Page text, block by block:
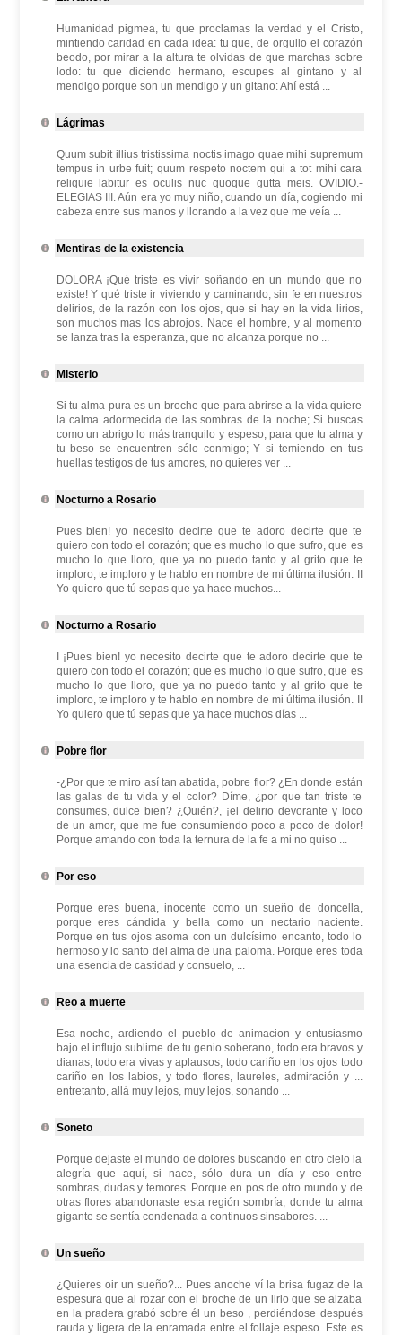
Humanidad pigmea, tu que proclamas la verdad y el Cristo,
mintiendo caridad en cada idea: tu que, de orgullo el corazón
beodo, por mirar a la altura te olvidas de que marchas sobre
lodo: tu que diciendo hermano, escupes al gintano y al
mendigo porque son un mendigo y un gitano: Ahí está ...
Lágrimas
Quum subit illius tristissima noctis imago quae mihi supremum
tempus in urbe fuit; quum respeto noctem qui a tot mihi cara
reliquie labitur es oculis nuc quoque gutta meis. OVIDIO.-
ELEGIAS III. Aún era yo muy niño, cuando un día, cogiendo mi
cabeza entre sus manos y llorando a la vez que me veía ...
Mentiras de la existencia
DOLORA ¡Qué triste es vivir soñando en un mundo que no
existe! Y qué triste ir viviendo y caminando, sin fe en nuestros
delirios, de la razón con los ojos, que si hay en la vida lirios,
son muchos mas los abrojos. Nace el hombre, y al momento
se lanza tras la esperanza, que no alcanza porque no ...
Misterio
Si tu alma pura es un broche que para abrirse a la vida quiere
la calma adormecida de las sombras de la noche; Si buscas
como un abrigo lo más tranquilo y espeso, para que tu alma y
tu beso se encuentren sólo conmigo; Y si temiendo en tus
huellas testigos de tus amores, no quieres ver ...
Nocturno a Rosario
Pues bien! yo necesito decirte que te adoro decirte que te
quiero con todo el corazón; que es mucho lo que sufro, que es
mucho lo que lloro, que ya no puedo tanto y al grito que te
imploro, te imploro y te hablo en nombre de mi última ilusión. II
Yo quiero que tú sepas que ya hace muchos...
Nocturno a Rosario
I ¡Pues bien! yo necesito decirte que te adoro decirte que te
quiero con todo el corazón; que es mucho lo que sufro, que es
mucho lo que lloro, que ya no puedo tanto y al grito que te
imploro, te imploro y te hablo en nombre de mi última ilusión. II
Yo quiero que tú sepas que ya hace muchos días ...
Pobre flor
-¿Por que te miro así tan abatida, pobre flor? ¿En donde están
las galas de tu vida y el color? Díme, ¿por que tan triste te
consumes, dulce bien? ¿Quién?, ¡el delirio devorante y loco
de un amor, que me fue consumiendo poco a poco de dolor!
Porque amando con toda la ternura de la fe a mi no quiso ...
Por eso
Porque eres buena, inocente como un sueño de doncella,
porque eres cándida y bella como un nectario naciente.
Porque en tus ojos asoma con un dulcísimo encanto, todo lo
hermoso y lo santo del alma de una paloma. Porque eres toda
una esencia de castidad y consuelo, ...
Reo a muerte
Esa noche, ardiendo el pueblo de animacion y entusiasmo
bajo el influjo sublime de tu genio soberano, todo era bravos y
dianas, todo era vivas y aplausos, todo cariño en los ojos todo
cariño en los labios, y todo flores, laureles, admiración y ...
entretanto, allá muy lejos, muy lejos, sonando ...
Soneto
Porque dejaste el mundo de dolores buscando en otro cielo la
alegría que aquí, si nace, sólo dura un día y eso entre
sombras, dudas y temores. Porque en pos de otro mundo y de
otras flores abandonaste esta región sombría, donde tu alma
gigante se sentía condenada a continuos sinsabores. ...
Un sueño
¿Quieres oir un sueño?... Pues anoche ví la brisa fugaz de la
espesura que al rozar con el broche de un lirio que se alzaba
en la pradera grabó sobre él un beso , perdiéndose después
rauda y ligera de la enramada entre el follaje espeso. Este es